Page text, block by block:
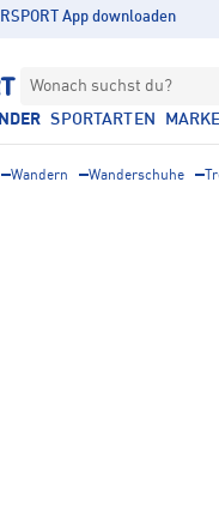
App downloaden
Wonach suchst du?
SPORTARTEN
Wandern Wanderschuhe